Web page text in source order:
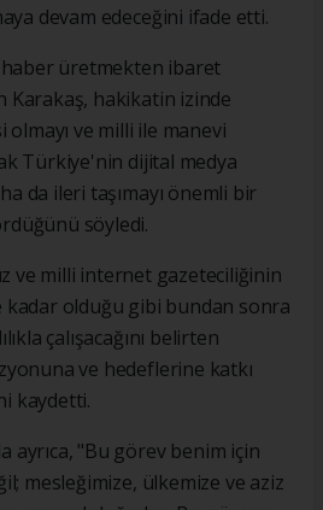
devam edeceğini ifade etti.
haber üretmekten ibaret
Karakaş, hakikatin izinde
ve milli ile manevi
Türkiye'nin dijital medya
da ileri taşımayı önemli bir
söyledi.
ve milli internet gazeteciliğinin
kadar olduğu gibi bundan sonra
çalışacağını belirten
ve hedeflerine katkı
kaydetti.
ayrıca, "Bu görev benim için
mesleğimize, ülkemize ve aziz